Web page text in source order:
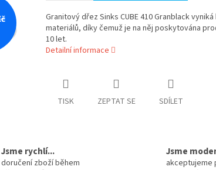
Granitový dřez Sinks CUBE 410 Granblack
materiálů, díky čemuž je na něj poskytována
10 let.
Detailní informace
TISK ZEPTAT SE SDÍLET
Jsme rychlí...
doručení zboží během
Jsme
akceptujeme